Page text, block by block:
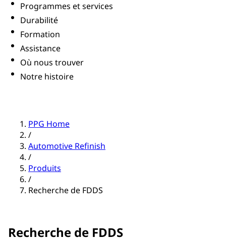
Programmes et services
Durabilité
Formation
Assistance
Où nous trouver
Notre histoire
PPG Home
/
Automotive Refinish
/
Produits
/
Recherche de FDDS
Recherche de FDDS